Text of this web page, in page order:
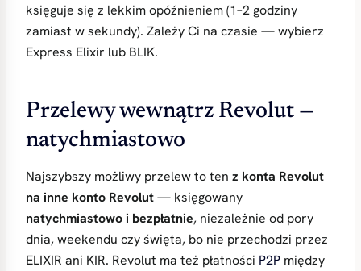
księguje się z lekkim opóźnieniem (1–2 godziny
zamiast w sekundy). Zależy Ci na czasie — wybierz
Express Elixir lub BLIK.
Przelewy wewnątrz Revolut —
natychmiastowo
Najszybszy możliwy przelew to ten z konta Revolut
na inne konto Revolut— księgowany
natychmiastowo i bezpłatnie, niezależnie od pory
dnia, weekendu czy święta, bo nie przechodzi przez
ELIXIR ani KIR. Revolut ma też płatności P2P między